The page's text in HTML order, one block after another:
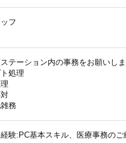
フ
テーション内の事務をお願いしま
処理
雑務
験:PC基本スキル、医療事務のご